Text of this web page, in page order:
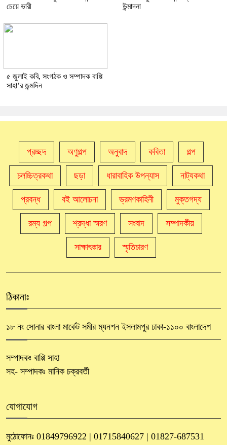
চেয়ে ভারী
উন্মাদনা
৫ জুলাই কবি, সংগঠক ও সম্পাদক বাপ্পি
সাহা’র জন্মদিন
প্রচ্ছদ অণুগল্প অনুবাদ কবিতা গল্প
চলচ্চিত্রকথা ছড়া ধারাবাহিক উপন্যাস নাট্যকথা
প্রবন্ধ বই আলোচনা ভ্রমণকাহিনী মুক্তগদ্য
রম্য গল্প শ্রদ্ধা স্মরণ সংবাদ সম্পাদকীয়
সাক্ষাৎকার স্মৃতিচারণ
ঠিকানাঃ
১৮ নং সোনার বাংলা মার্কেট সমীর ম্যনশন ইসলামপুর ঢাকা-১১০০ বাংলাদেশ
সম্পাদকঃ বাপ্পি সাহা
সহ- সম্পাদকঃ মানিক চক্রবর্তী
যোগাযোগ
মুঠোফোনঃ 01849796922 | 01715840627 | 01827-687531